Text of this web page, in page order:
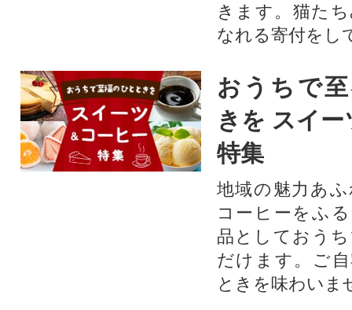
きます。猫た
なれる寄付をし
おうちで
きを スイ
特集
地域の魅力あ
コーヒーをふ
品としておう
だけます。ご
ときを味わいま